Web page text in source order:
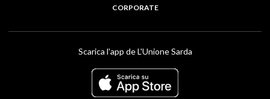
CORPORATE
Scarica l'app de L'Unione Sarda